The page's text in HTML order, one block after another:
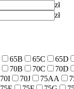
zł
zł
65B 65C 65D
70B 70C 70D
70I 70J 75AA